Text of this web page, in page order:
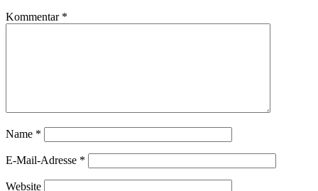
Kommentar *
Name *
E-Mail-Adresse *
Website